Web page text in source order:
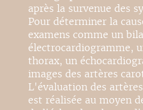
après la survenue des
Pour déterminer la
examens comme un
électrocardiogramme,
thorax, un
images des artères
L'évaluation des
est réalisée au moyen